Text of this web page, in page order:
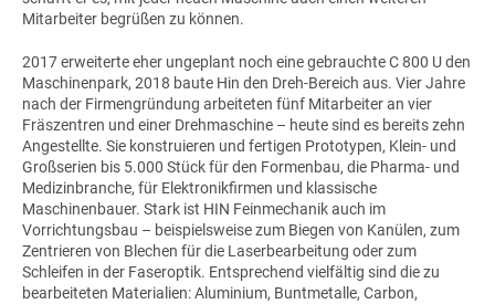
Mitarbeiter begrüßen zu können.
2017 erweiterte eher ungeplant noch eine gebrauchteC 800 Uden
Maschinenpark, 2018 baute Hin den Dreh-Bereich aus. Vier Jahre
nach der Firmengründung arbeiteten fünf Mitarbeiter an vier
Fräszentren und einer Drehmaschine – heute sind es bereits zehn
Angestellte. Sie konstruieren und fertigen Prototypen, Klein- und
Großserien bis 5.000 Stück für den Formenbau, die Pharma- und
Medizinbranche, für Elektronikfirmen und klassische
Maschinenbauer. Stark ist HIN Feinmechanik auch im
Vorrichtungsbau – beispielsweise zum Biegen von Kanülen, zum
Zentrieren von Blechen für die Laserbearbeitung oder zum
Schleifen in der Faseroptik. Entsprechend vielfältig sind die zu
bearbeiteten Materialien: Aluminium, Buntmetalle, Carbon,